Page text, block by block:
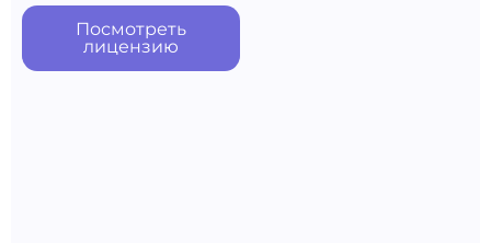
Посмотреть
лицензию